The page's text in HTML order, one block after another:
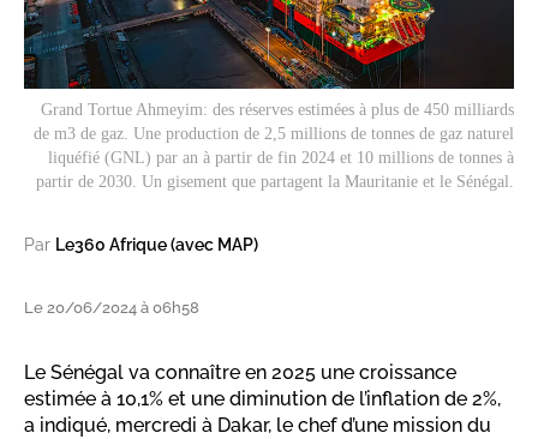
Grand Tortue Ahmeyim: des réserves estimées à plus de 450 milliards
de m3 de gaz. Une production de 2,5 millions de tonnes de gaz naturel
liquéfié (GNL) par an à partir de fin 2024 et 10 millions de tonnes à
partir de 2030. Un gisement que partagent la Mauritanie et le Sénégal.
Par Le360 Afrique (avec MAP)
Le 20/06/2024 à 06h58
Le Sénégal va connaître en 2025 une croissance
estimée à 10,1% et une diminution de l’inflation de 2%,
a indiqué, mercredi à Dakar, le chef d’une mission du